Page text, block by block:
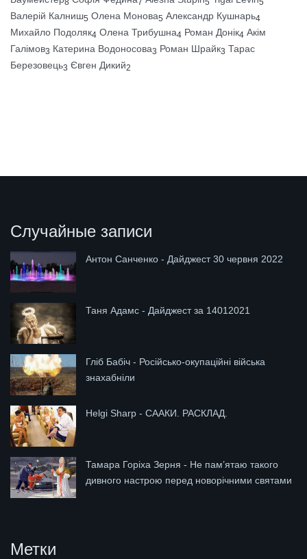
8 7 5 5
Валерій Калниш5 Олена Монова5 Александр Кушнарь4
Михайло Подоляк4 Олена Трибушна4 Роман Донік4 Акім
Галімов3 Катерина Водоносова3 Роман Шрайк3 Тарас
Березовець3 Євген Дикий2
Случайные записи
Антон Санченко - Дайджест 30 червня 2022
Таня Адамс - Дайджест за 14012021
Гліб Бабіч - Російсько-окупаційні війська
знахабніли
Helgi Sharp - СААКИ. РАСКЛАД.
Тамара Горіха Зерня - Не пам’ятаю такого
дивного настрою перед новорічними святами
Метки